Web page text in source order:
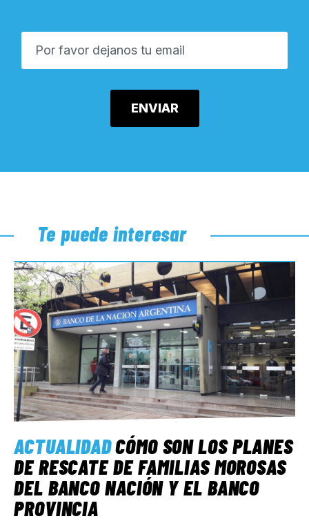
Te puede interesar
ACTUALIDADCÓMO SON LOS PLANES
DE RESCATE DE FAMILIAS MOROSAS
DEL BANCO NACIÓN Y EL BANCO
PROVINCIA